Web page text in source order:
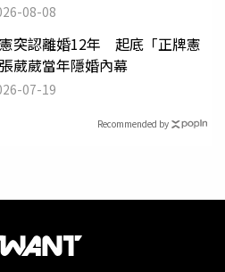
08-08
突認離婚12年 起底「正牌憲
葳葳當年隱婚內幕
07-19
Recommended by